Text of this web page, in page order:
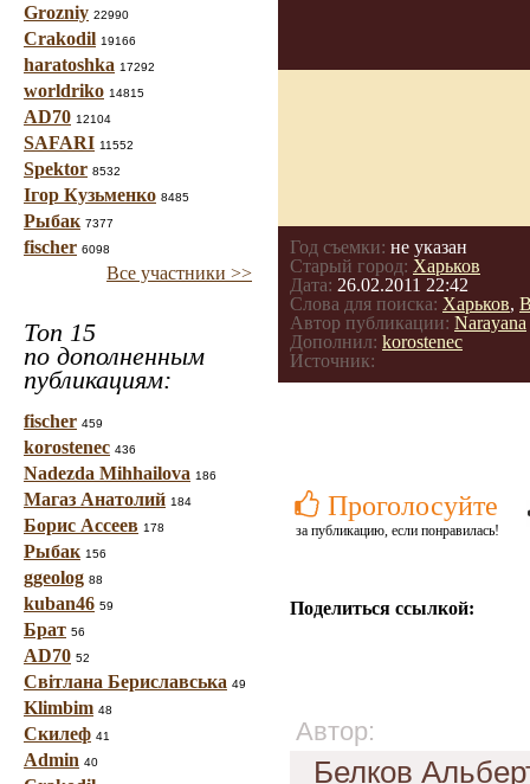
Grozniy 22990
Crakodil 19166
haratoshka 17292
worldriko 14815
AD70 12104
SAFARI 11552
Spektor 8532
Ігор Кузьменко 8485
Рыбак 7377
fischer 6098
Все участники >>
Топ 15
по дополненным
публикациям:
fischer 459
korostenec 436
Nadezda Mihhailova 186
Магаз Анатолий 184
Борис Ассеев 178
Рыбак 156
ggeolog 88
kuban46 59
Брат 56
AD70 52
Світлана Бериславська 49
Klimbim 48
Скилеф 41
Admin 40
Год съемки: не указан
Старый город: Харьков
Дата: 26.02.2011 22:42
Слова для поиска: Харьков,
Автор публикации: Narayana
Дополнил: korostenec
Источник:
Проголосуйте
за публикацию, если понравилась!
Поделиться ссылкой:
Автор:
Белков